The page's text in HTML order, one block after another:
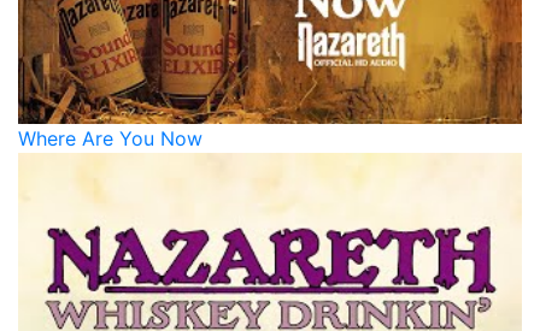
Where Are You Now